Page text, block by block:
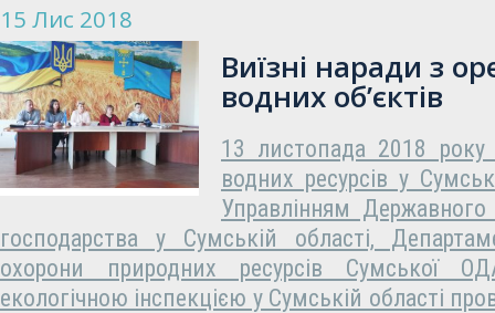
15 Лис 2018
Виїзні наради з
водних об’єктів
13 листопада 2018 року
водних ресурсів у
Управлінням Державного
господарства у Сумській області,
охорони природних ресурсів Сумської
екологічною інспекцією у Сумській області